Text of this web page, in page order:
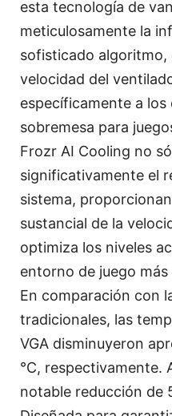
esta tecnología de
meticulosamente la
sofisticado algoritmo,
velocidad del
específicamente a
sobremesa para
Frozr AI Cooling no
significativamente el
sistema,
sustancial de la
optimiza los niveles
entorno de juego
En comparación con
tradicionales, las
VGA disminuyeron
°C, respectivamente.
notable reducción de